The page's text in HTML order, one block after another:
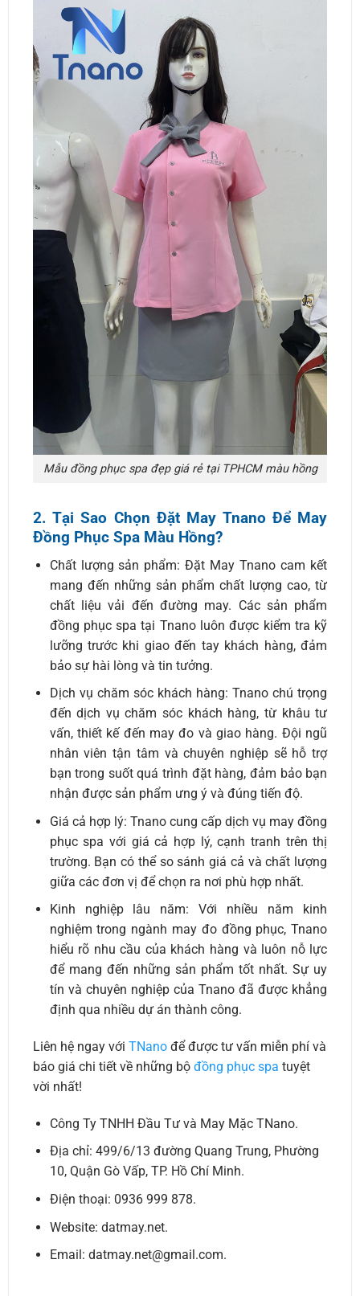
Mẫu đồng phục spa đẹp giá rẻ tại TPHCM màu hồng
2. Tại Sao Chọn Đặt May Tnano Để May
Đồng Phục Spa Màu Hồng?
Chất lượng sản phẩm: Đặt May Tnano cam kết
mang đến những sản phẩm chất lượng cao, từ
chất liệu vải đến đường may. Các sản phẩm
đồng phục spa tại Tnano luôn được kiểm tra kỹ
lưỡng trước khi giao đến tay khách hàng, đảm
bảo sự hài lòng và tin tưởng.
Dịch vụ chăm sóc khách hàng: Tnano chú trọng
đến dịch vụ chăm sóc khách hàng, từ khâu tư
vấn, thiết kế đến may đo và giao hàng. Đội ngũ
nhân viên tận tâm và chuyên nghiệp sẽ hỗ trợ
bạn trong suốt quá trình đặt hàng, đảm bảo bạn
nhận được sản phẩm ưng ý và đúng tiến độ.
Giá cả hợp lý: Tnano cung cấp dịch vụ may đồng
phục spa với giá cả hợp lý, cạnh tranh trên thị
trường. Bạn có thể so sánh giá cả và chất lượng
giữa các đơn vị để chọn ra nơi phù hợp nhất.
Kinh nghiệp lâu năm: Với nhiều năm kinh
nghiệm trong ngành may đo đồng phục, Tnano
hiểu rõ nhu cầu của khách hàng và luôn nỗ lực
để mang đến những sản phẩm tốt nhất. Sự uy
tín và chuyên nghiệp của Tnano đã được khẳng
định qua nhiều dự án thành công.
Liên hệ ngay với TNanođể được tư vấn miễn phí và
báo giá chi tiết về những bộ đồng phục spa tuyệt
vời nhất!
Công Ty TNHH Đầu Tư và May Mặc TNano.
Địa chỉ: 499/6/13 đường Quang Trung, Phường
10, Quận Gò Vấp, TP. Hồ Chí Minh.
Điện thoại: 0936 999 878.
Website: datmay.net.
Email: datmay.net@gmail.com.